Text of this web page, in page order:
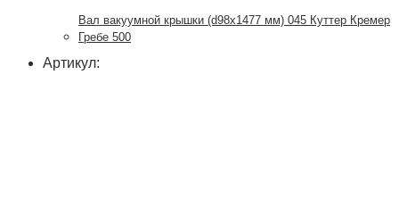
Вал вакуумной крышки (d98x1477 мм) 045 Куттер Кремер
Гребе 500
Артикул: